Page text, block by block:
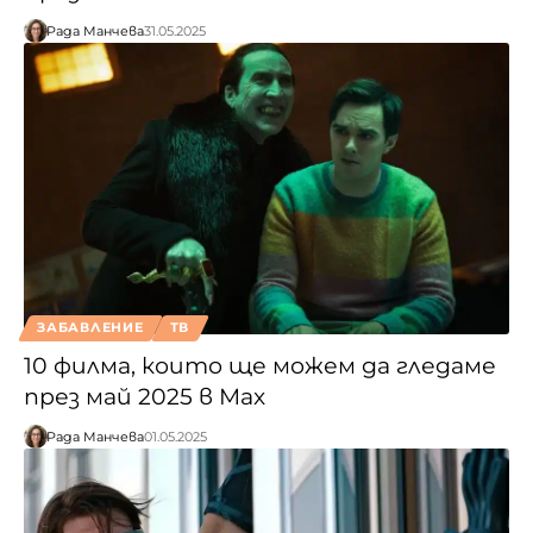
Рада Манчева31.05.2025
ЗАБАВЛЕНИЕ ТВ
10 филма, които ще можем да гледаме
през май 2025 в Max
Рада Манчева01.05.2025